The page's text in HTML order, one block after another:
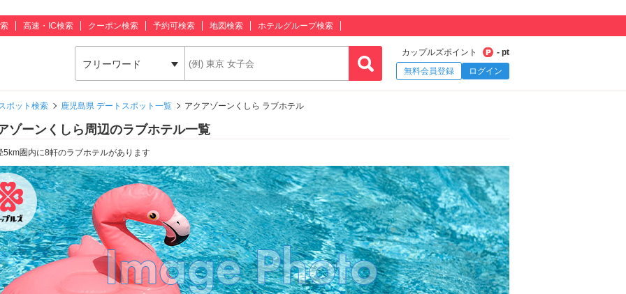
高速・IC検索 クーポン検索 予約可検索 地図検索 ホテルグループ検索
フリーワード
カップルズポイント
- pt
無料会員登録
ログイン
ポット検索 鹿児島県 デートスポット一覧 アクアゾーンくしら ラブホテル
ゾーンくしら周辺のラブホテル一覧
5km圏内に8軒のラブホテルがあります